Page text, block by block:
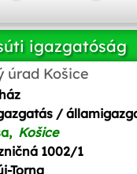
igazgatóság
úrad Košice
/
Košice
1002/1
Torna